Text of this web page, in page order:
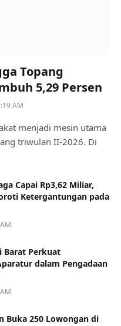
Topang
5,29 Persen
AM
menjadi mesin utama
triwulan II-2026. Di
Capai Rp3,62 Miliar,
Ketergantungan pada
Barat Perkuat
dalam Pengadaan
Buka 250 Lowongan di